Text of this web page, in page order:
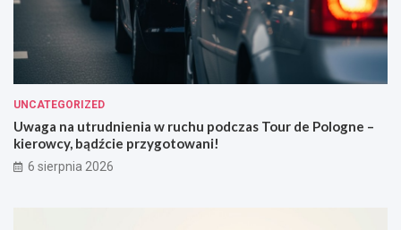
UNCATEGORIZED
Uwaga na utrudnienia w ruchu podczas Tour de Pologne –
kierowcy, bądźcie przygotowani!
6 sierpnia 2026